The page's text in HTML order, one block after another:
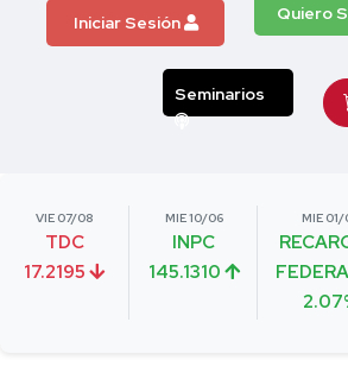
Iniciar Sesión Quiero
Seminarios
VIE 07/08
TDC
17.2195
MIE 10/06
INPC
145.1310
MIE 01/